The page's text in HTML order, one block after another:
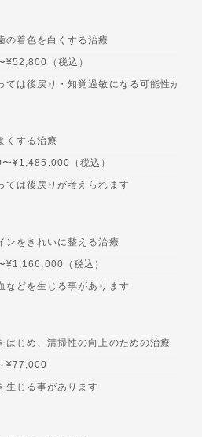
の着色を白くする治療
¥52,800（税込）
ては後戻り・知覚過敏になる可能性があ
くする治療
¥1,485,000（税込）
ては後戻りが考えられます
ンをきれいに整える治療
¥1,166,000（税込）
などを生じる事があります
はじめ、清掃性の向上のための治療
¥77,000
生じる事があります